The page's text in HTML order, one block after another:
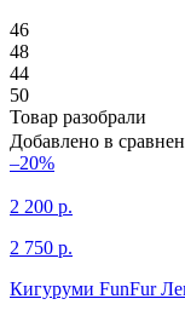
46
48
44
50
Товар разобрали
Добавлено в
–20%
2 200 р.
2 750 р.
Кигуруми FunFur